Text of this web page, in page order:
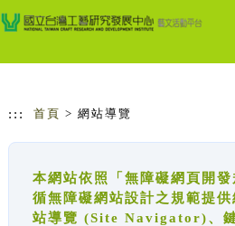
跳到主要內容
網站導覽
::: 首頁 > 網站導覽
本網站依照「無障礙網頁開
循無障礙網站設計之規範提
站導覽 (Site Navigator)、